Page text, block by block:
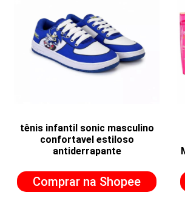
tênis infantil sonic masculino
confortavel estiloso
antiderrapante
Comprar na Shopee